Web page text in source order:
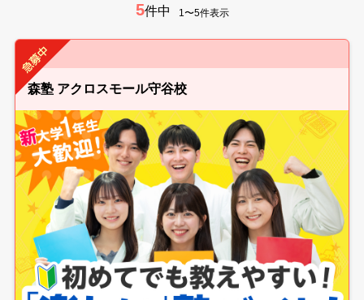
5件中 1〜5件表示
森塾 アクロスモール守谷校